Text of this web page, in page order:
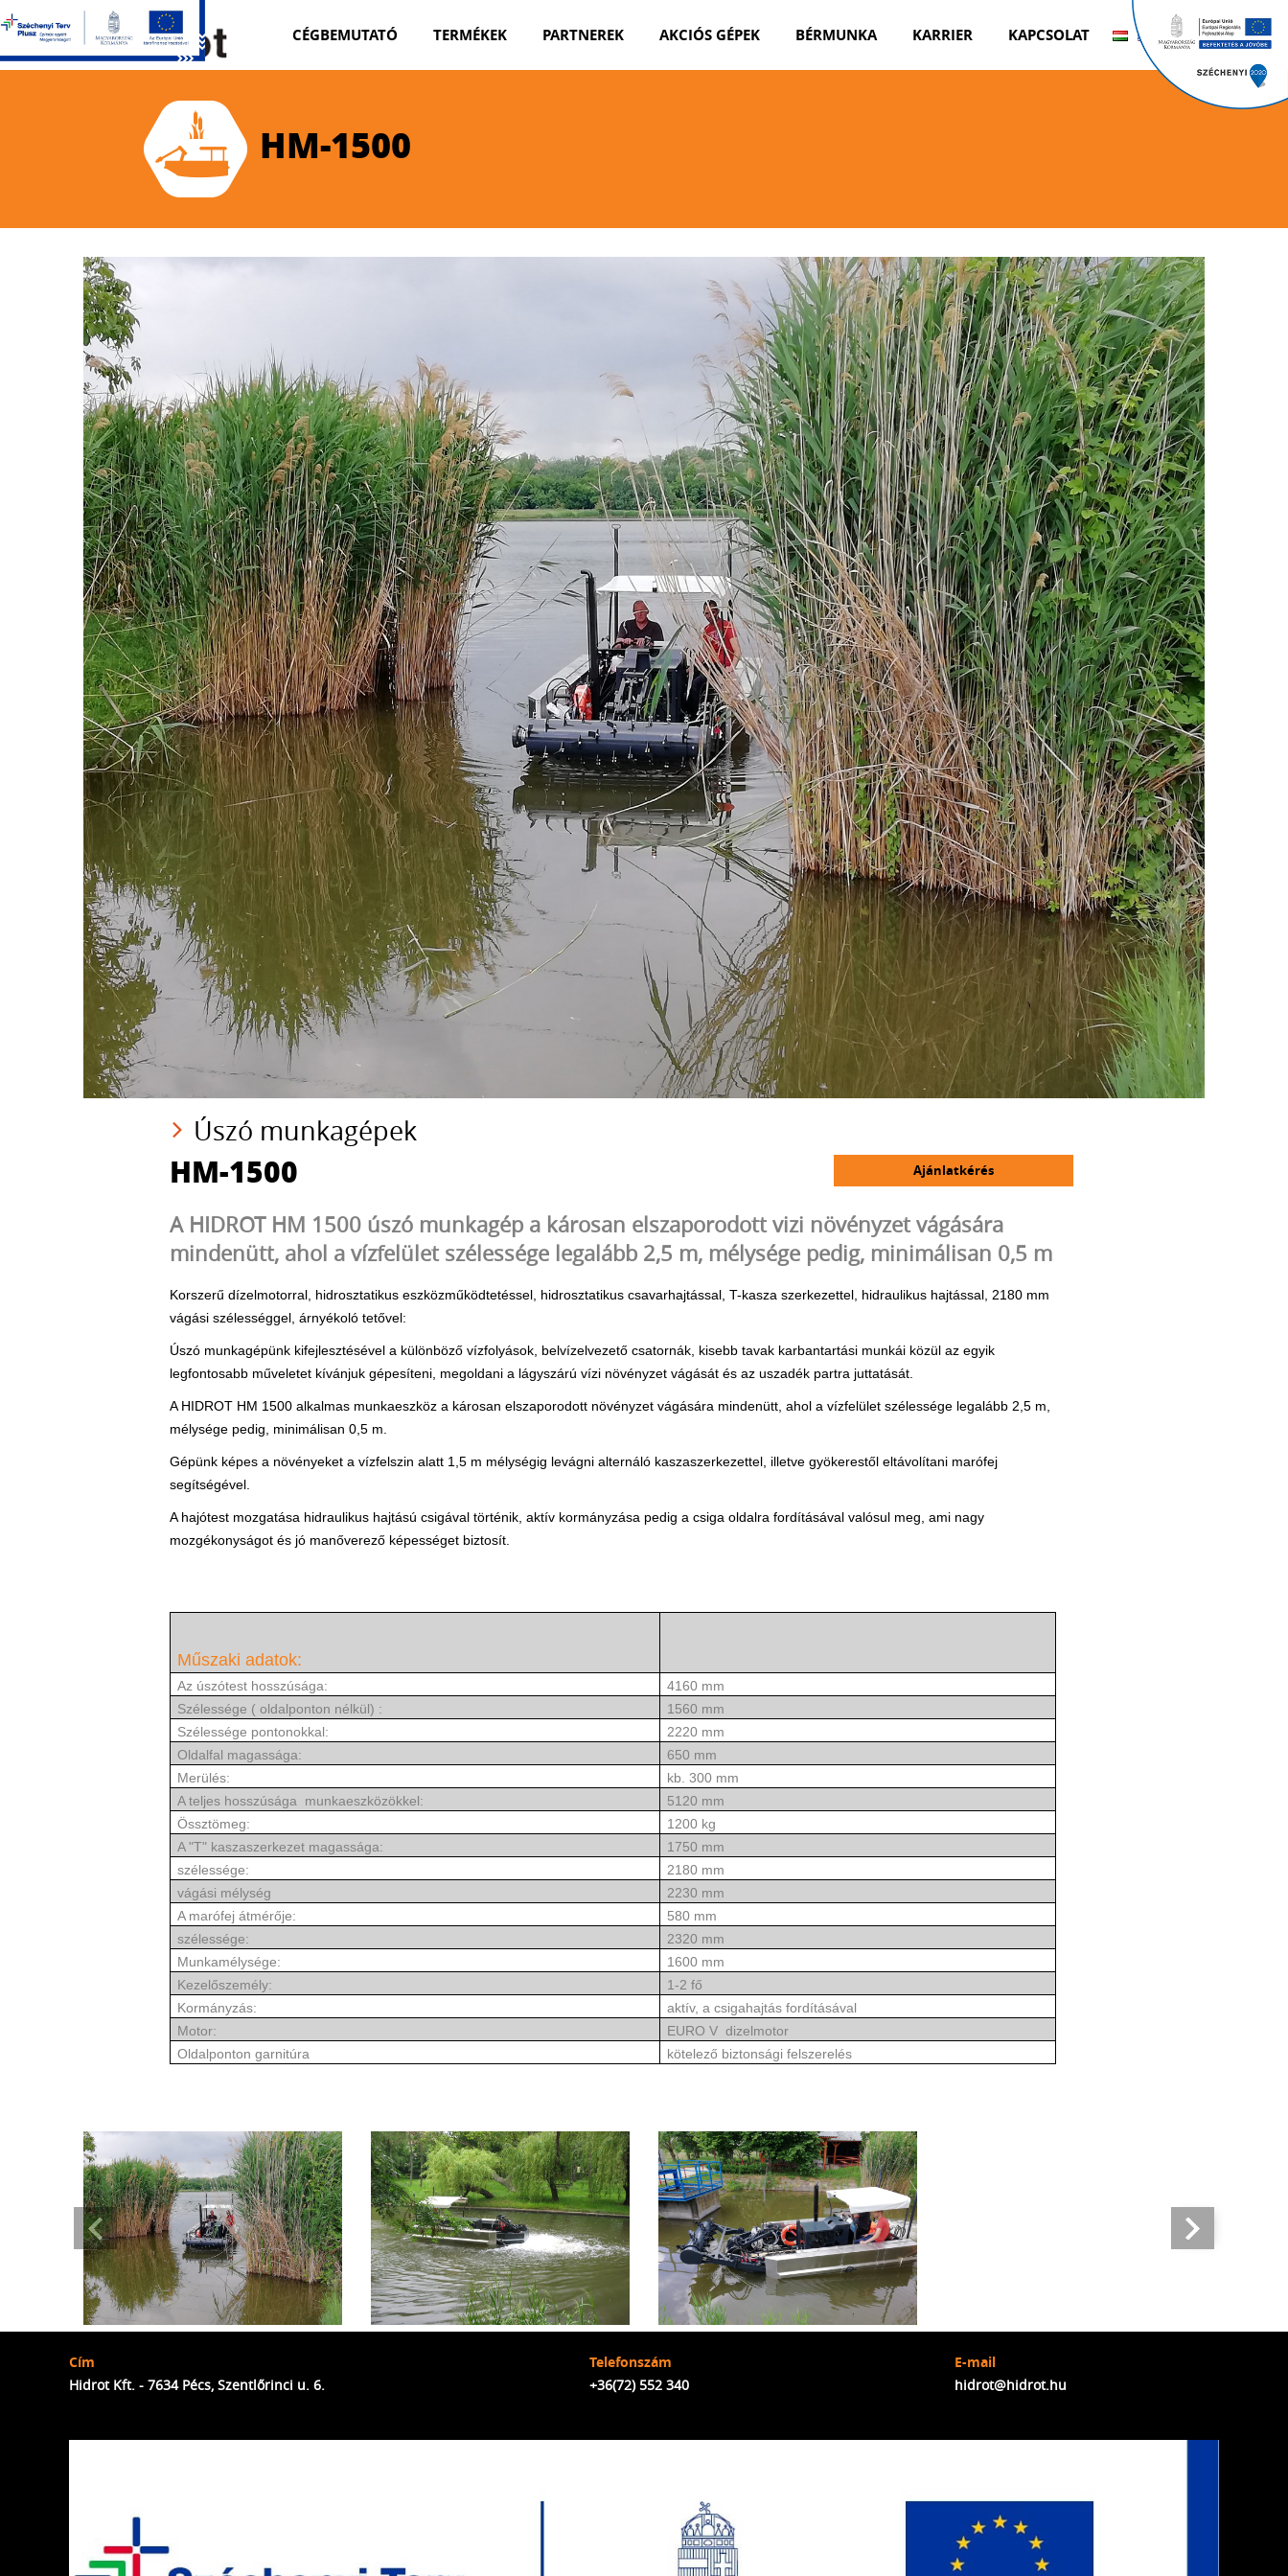
CÉGBEMUTATÓ TERMÉKEK PARTNEREK AKCIÓS GÉPEK BÉRMUNKA KARRIER KAPCSOLAT
HM-1500
Úszó munkagépek
HM-1500 Ajánlatkérés
A HIDROT HM 1500 úszó munkagép a károsan elszaporodott vizi növényzet vágására
mindenütt, ahol a vízfelület szélessége legalább 2,5 m, mélysége pedig, minimálisan 0,5 m
Korszerű dízelmotorral, hidrosztatikus eszközműködtetéssel, hidrosztatikus csavarhajtással, T-kasza szerkezettel, hidraulikus hajtással, 2180 mm
vágási szélességgel, árnyékoló tetővel:
Úszó munkagépünk kifejlesztésével a különböző vízfolyások, belvízelvezető csatornák, kisebb tavak karbantartási munkái közül az egyik
legfontosabb műveletet kívánjuk gépesíteni, megoldani a lágyszárú vízi növényzet vágását és az uszadék partra juttatását.
A HIDROT HM 1500 alkalmas munkaeszköz a károsan elszaporodott növényzet vágására mindenütt, ahol a vízfelület szélessége legalább 2,5 m,
mélysége pedig, minimálisan 0,5 m.
Gépünk képes a növényeket a vízfelszin alatt 1,5 m mélységig levágni alternáló kaszaszerkezettel, illetve gyökerestől eltávolítani marófej
segítségével.
A hajótest mozgatása hidraulikus hajtású csigával történik, aktív kormányzása pedig a csiga oldalra fordításával valósul meg, ami nagy
mozgékonyságot és jó manőverező képességet biztosít.
Műszaki adatok:
Az úszótest hosszúsága:
4160 mm
Szélessége ( oldalponton nélkül) :
1560 mm
Szélessége pontonokkal:
2220 mm
Oldalfal magassága:
650 mm
Merülés:
kb. 300 mm
A teljes hosszúsága munkaeszközökkel:
5120 mm
Össztömeg:
1200 kg
A "T" kaszaszerkezet magassága:
1750 mm
szélessége:
2180 mm
vágási mélység
2230 mm
A marófej átmérője:
580 mm
szélessége:
2320 mm
Munkamélysége:
1600 mm
Kezelőszemély:
1-2 fő
Kormányzás:
aktív, a csigahajtás fordításával
Motor:
EURO V dizelmotor
Oldalponton garnitúra
kötelező biztonsági felszerelés
Cím
Hidrot Kft. - 7634 Pécs, Szentlőrinci u. 6.
Telefonszám
+36(72) 552 340
E-mail
hidrot@hidrot.hu